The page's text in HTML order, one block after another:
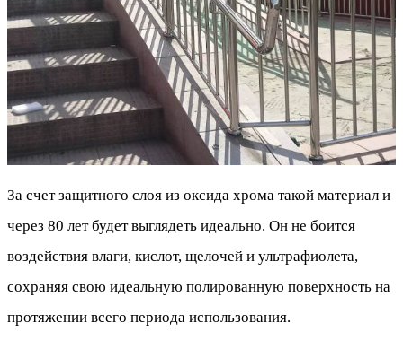
За счет защитного слоя из оксида хрома такой материал и
через 80 лет будет выглядеть идеально. Он не боится
воздействия влаги, кислот, щелочей и ультрафиолета,
сохраняя свою идеальную полированную поверхность на
протяжении всего периода использования.